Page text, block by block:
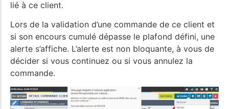
lié à ce client.
Lors de la validation d’une commande de ce client et
si son encours cumulé dépasse le plafond défini, une
alerte s’affiche. L’alerte est non bloquante, à vous de
décider si vous continuez ou si vous annulez la
commande.